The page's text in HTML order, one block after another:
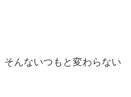
んないつもと変わらない